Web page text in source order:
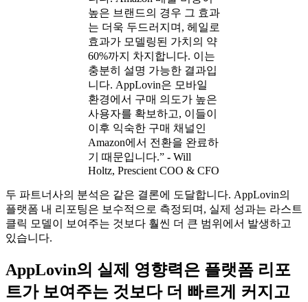
높은 브랜드의 경우 그 효과
는 더욱 두드러지며, 헤일로
효과가 모델링된 가치의 약
60%까지 차지합니다. 이는
충분히 설명 가능한 결과입
니다. AppLovin은 모바일
환경에서 구매 의도가 높은
사용자를 확보하고, 이들이
이후 익숙한 구매 채널인
Amazon에서 전환을 완료하
기 때문입니다.” - Will
Holtz, Prescient COO & CFO
두 파트너사의 분석은 같은 결론에 도달합니다. AppLovin의
플랫폼 내 리포팅은 보수적으로 측정되며, 실제 성과는 라스트
클릭 모델이 보여주는 것보다 훨씬 더 큰 범위에서 발생하고
있습니다.
AppLovin의 실제 영향력은 플랫폼 리포
트가 보여주는 것보다 더 빠르게 커지고